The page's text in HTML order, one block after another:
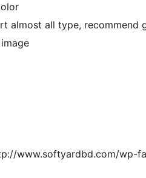
almost all type, recommend
www.softyardbd.com/wp-